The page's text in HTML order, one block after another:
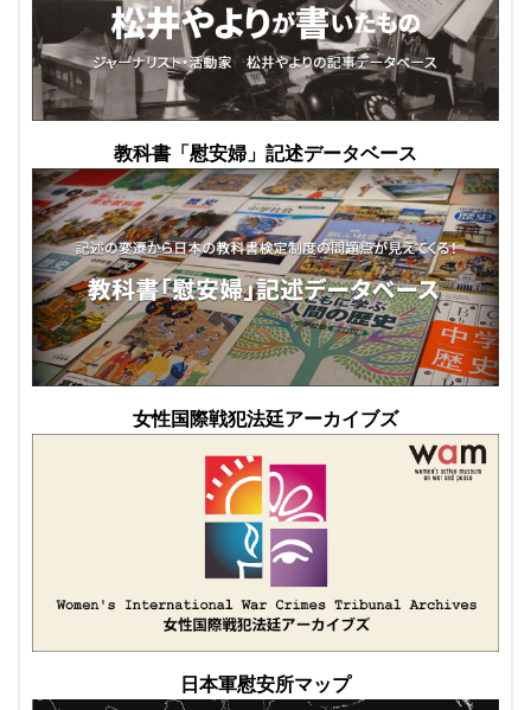
教科書「慰安婦」記述データベース
女性国際戦犯法廷アーカイブズ
日本軍慰安所マップ